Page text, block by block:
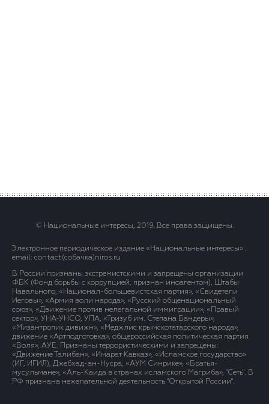
© Национальные интересы, 2019. Все права защищены.
Электронное периодическое издание «Национальные интересы» .
email: contact(сoбaчка)niros.ru
В России признаны экстремистскими и запрещены организации
ФБК (Фонд борьбы с коррупцией, признан иноагентом), Штабы
Навального, «Национал-большевистская партия», «Свидетели
Иеговы», «Армия воли народа», «Русский общенациональный
союз», «Движение против нелегальной иммиграции», «Правый
сектор», УНА-УНСО, УПА, «Тризуб им. Степана Бандеры»,
«Мизантропик дивижн», «Меджлис крымскотатарского народа»,
движение «Артподготовка», общероссийская политическая партия
«Воля», АУЕ. Признаны террористическими и запрещены:
«Движение Талибан», «Имарат Кавказ», «Исламское государство»
(ИГ, ИГИЛ), Джебхад-ан-Нусра, «АУМ Синрике», «Братья-
мусульмане», «Аль-Каида в странах исламского Магриба», "Сеть". В
РФ признана нежелательной деятельность "Открытой России".